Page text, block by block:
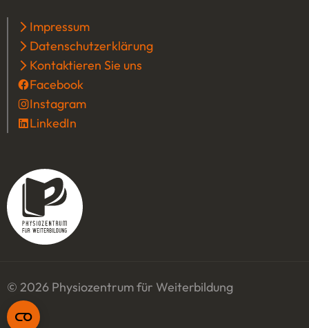
Impressum
Datenschutzerklärung
Kontaktieren Sie uns
Facebook
Instagram
LinkedIn
© 2026 Physiozentrum für Weiterbildung